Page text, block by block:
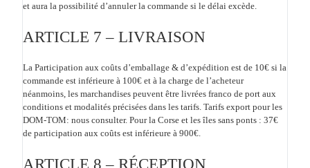
et aura la possibilité d’annuler la commande si le délai excède.
ARTICLE 7 – LIVRAISON
La Participation aux coûts d’emballage & d’expédition est de 10€ si la
commande est inférieure à 100€ et à la charge de l’acheteur
néanmoins, les marchandises peuvent être livrées franco de port aux
conditions et modalités précisées dans les tarifs. Tarifs export pour les
DOM-TOM: nous consulter. Pour la Corse et les îles sans ponts : 37€
de participation aux coûts est inférieure à 900€.
ARTICLE 8 – RÉCEPTION